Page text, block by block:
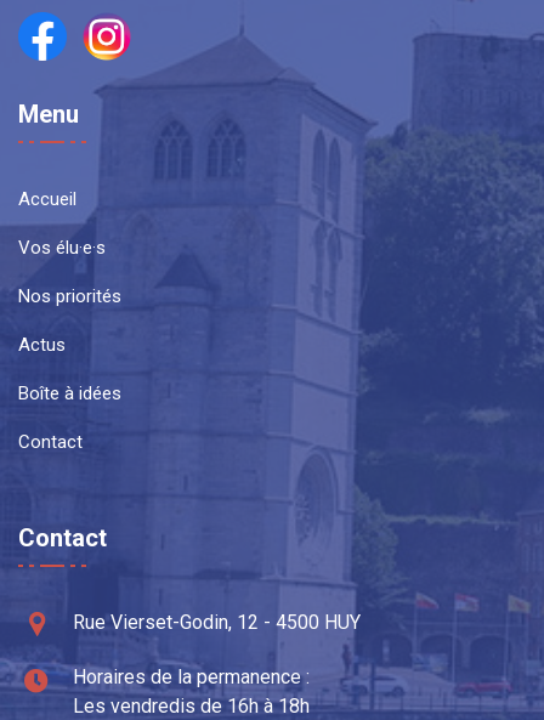
Menu
Accueil
Vos élu·e·s
Nos priorités
Actus
Boîte à idées
Contact
Contact
Rue Vierset-Godin, 12 - 4500 HUY
Horaires de la permanence :
Les vendredis de 16h à 18h